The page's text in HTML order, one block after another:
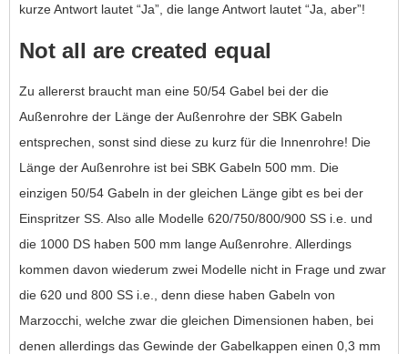
kurze Antwort lautet “Ja”, die lange Antwort lautet “Ja, aber”!
Not all are created equal
Zu allererst braucht man eine 50/54 Gabel bei der die
Außenrohre der Länge der Außenrohre der SBK Gabeln
entsprechen, sonst sind diese zu kurz für die Innenrohre! Die
Länge der Außenrohre ist bei SBK Gabeln 500 mm. Die
einzigen 50/54 Gabeln in der gleichen Länge gibt es bei der
Einspritzer SS. Also alle Modelle 620/750/800/900 SS i.e. und
die 1000 DS haben 500 mm lange Außenrohre. Allerdings
kommen davon wiederum zwei Modelle nicht in Frage und zwar
die 620 und 800 SS i.e., denn diese haben Gabeln von
Marzocchi, welche zwar die gleichen Dimensionen haben, bei
denen allerdings das Gewinde der Gabelkappen einen 0,3 mm